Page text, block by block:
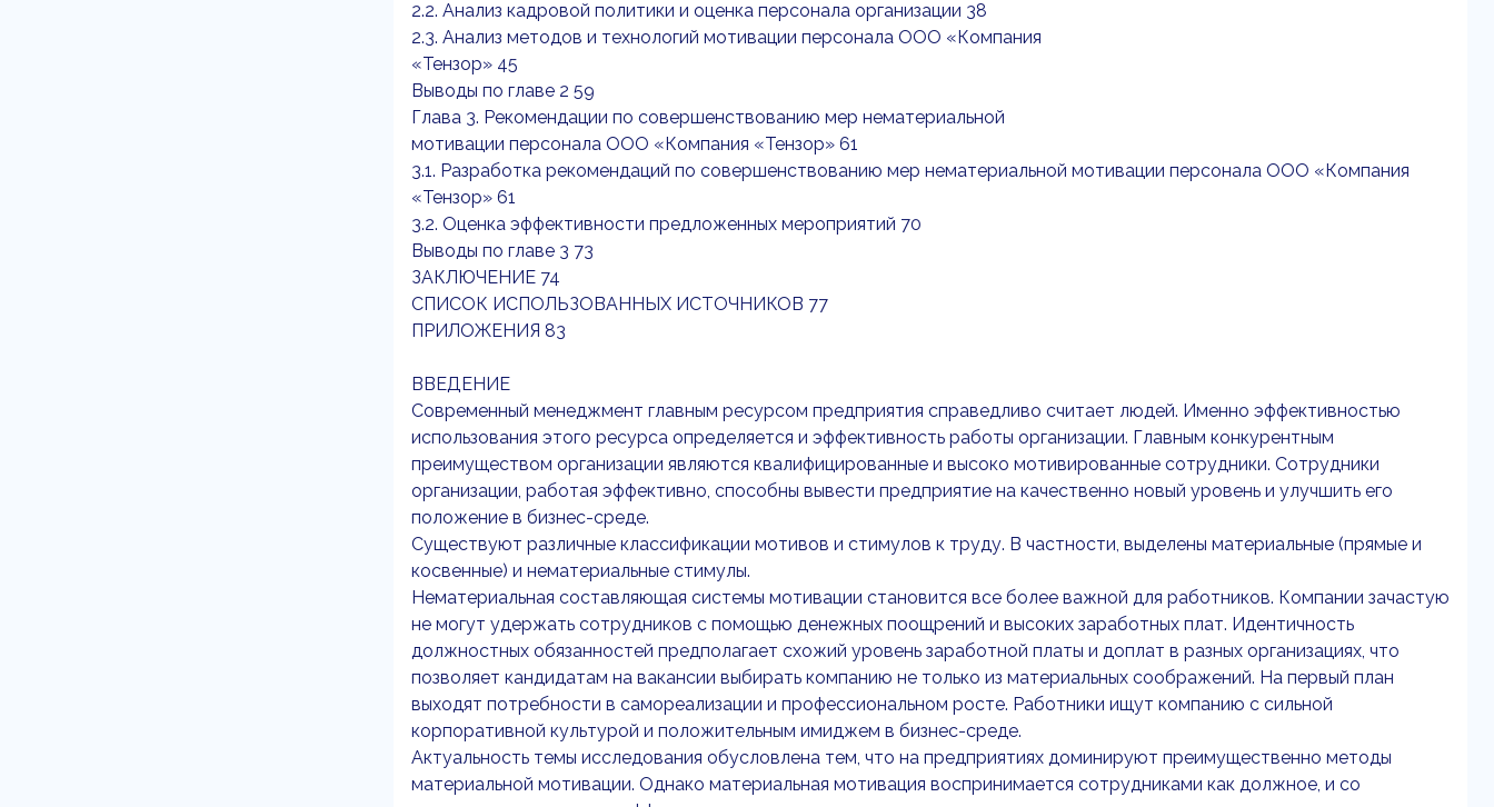
2.2. Анализ кадровой политики и оценка персонала организации 38
2.3. Анализ методов и технологий мотивации персонала ООО «Компания
«Тензор» 45
Выводы по главе 2 59
Глава 3. Рекомендации по совершенствованию мер нематериальной
мотивации персонала ООО «Компания «Тензор» 61
3.1. Разработка рекомендаций по совершенствованию мер нематериальной мотивации персонала ООО «Компания
«Тензор» 61
3.2. Оценка эффективности предложенных мероприятий 70
Выводы по главе 3 73
ЗАКЛЮЧЕНИЕ 74
СПИСОК ИСПОЛЬЗОВАННЫХ ИСТОЧНИКОВ 77
ПРИЛОЖЕНИЯ 83
ВВЕДЕНИЕ
Современный менеджмент главным ресурсом предприятия справедливо считает людей. Именно эффективностью
использования этого ресурса определяется и эффективность работы организации. Главным конкурентным
преимуществом организации являются квалифицированные и высоко мотивированные сотрудники. Сотрудники
организации, работая эффективно, способны вывести предприятие на качественно новый уровень и улучшить его
положение в бизнес-среде.
Существуют различные классификации мотивов и стимулов к труду. В частности, выделены материальные (прямые и
косвенные) и нематериальные стимулы.
Нематериальная составляющая системы мотивации становится все более важной для работников. Компании зачастую
не могут удержать сотрудников с помощью денежных поощрений и высоких заработных плат. Идентичность
должностных обязанностей предполагает схожий уровень заработной платы и доплат в разных организациях, что
позволяет кандидатам на вакансии выбирать компанию не только из материальных соображений. На первый план
выходят потребности в самореализации и профессиональном росте. Работники ищут компанию с сильной
корпоративной культурой и положительным имиджем в бизнес-среде.
Актуальность темы исследования обусловлена тем, что на предприятиях доминируют преимущественно методы
материальной мотивации. Однако материальная мотивация воспринимается сотрудниками как должное, и со